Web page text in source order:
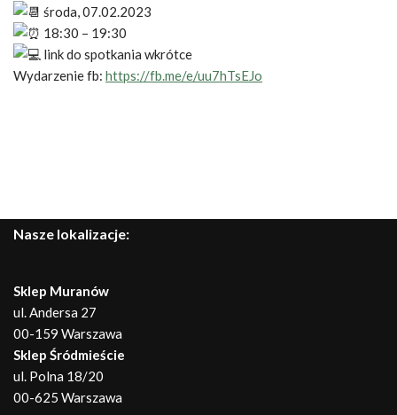
środa, 07.02.2023
18:30 – 19:30
link do spotkania wkrótce
Wydarzenie fb: https://fb.me/e/uu7hTsEJo
Nasze lokalizacje:
Sklep Muranów
ul. Andersa 27
00-159 Warszawa
Sklep Śródmieście
ul. Polna 18/20
00-625 Warszawa